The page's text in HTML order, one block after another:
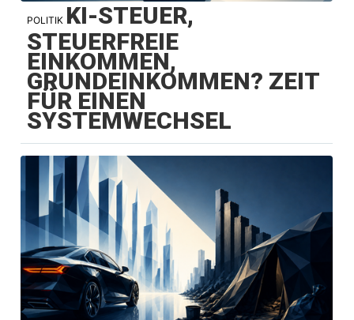
POLITIK KI-STEUER,
STEUERFREIE
EINKOMMEN,
GRUNDEINKOMMEN? ZEIT
FÜR EINEN
SYSTEMWECHSEL